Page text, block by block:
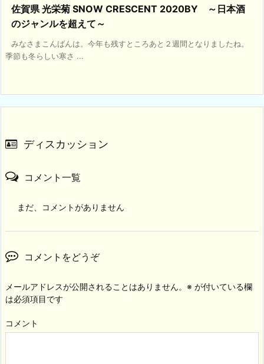
佐賀県 光栄菊 SNOW CRESCENT 2020BY ～日本酒
のジャンルを超えて～
みなさまこんばんは。今年も残すところあと２週間となりましたね。
季節も冬らしい寒さ ...
ディスカッション
コメント一覧
まだ、コメントがありません
コメントをどうぞ
メールアドレスが公開されることはありません。 ※ が付いている欄
は必須項目です
コメント